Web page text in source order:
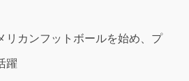
リカンフットボールを始め、プ
躍